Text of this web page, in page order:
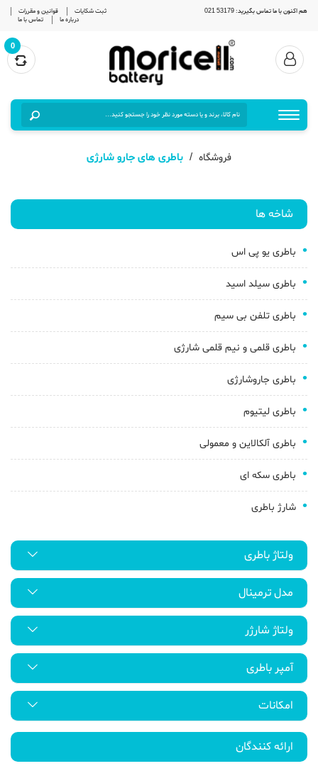
هم اکنون با ما تماس بگیرید: 53179 021 ثبت شکایات
قوانین و مقررات
درباره ما
تماس با ما
0
فروشگاه باطری های جارو شارژی
شاخه ها
باطری یو پی اس
باطری سیلد اسید
باطری تلفن بی سیم
باطری قلمی و نیم قلمی شارژی
باطری جاروشارژی
باطری لیتیوم
باطری آلکالاین و معمولی
باطری سکه ای
شارژ باطری
ولتاژ باطری
مدل ترمینال
ولتاژ شارژر
آمپر باطری
امکانات
ارائه کنندگان